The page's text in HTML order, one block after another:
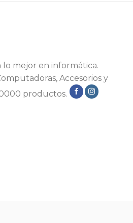
mejor en informática.
Accesorios y
productos.